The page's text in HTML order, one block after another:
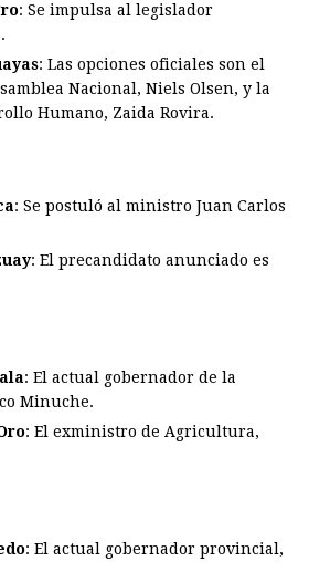
: Se impulsa al legislador
: Las opciones oficiales son el
Nacional, Niels Olsen, y la
Humano, Zaida Rovira.
: Se postuló al ministro Juan Carlos
: El precandidato anunciado es
: El actual gobernador de la
Minuche.
: El exministro de Agricultura,
: El actual gobernador provincial,